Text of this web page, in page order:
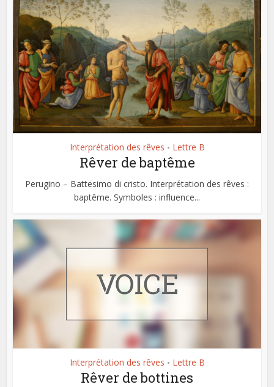
Interprétation des rêves • Lettre B
Rêver de baptême
Perugino – Battesimo di cristo. Interprétation des rêves :
baptême. Symboles : influence...
Interprétation des rêves • Lettre B
Rêver de bottines